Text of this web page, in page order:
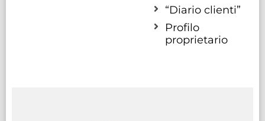
“Diario clienti”
Profilo
proprietario